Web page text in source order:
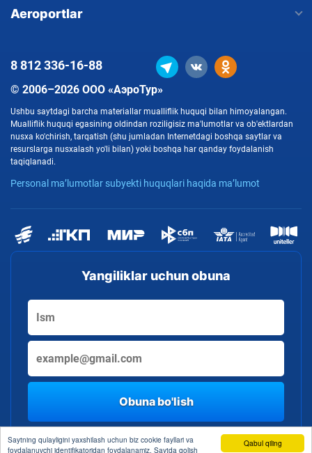
Qabul qiling
Saytning qulayligini yaxshilash uchun biz cookie fayllari va
foydalanuvchi identifikatoridan foydalanamiz. Saytda qolish
Aeroportlar
Yangiliklar uchun obuna
Obuna bo'lish
© 2006–2026 ООО «АэроТур»
Ushbu saytdagi barcha materiallar mualliflik huquqi bilan himoyalangan.
Mualliflik huquqi egasining oldindan roziligisiz ma'lumotlar va ob'ektlardan
nusxa ko'chirish, tarqatish (shu jumladan Internetdagi boshqa saytlar va
resurslarga nusxalash yo'li bilan) yoki boshqa har qanday foydalanish
taqiqlanadi.
Personal ma’lumotlar subyekti huquqlari haqida ma’lumot
8 812336-16-88